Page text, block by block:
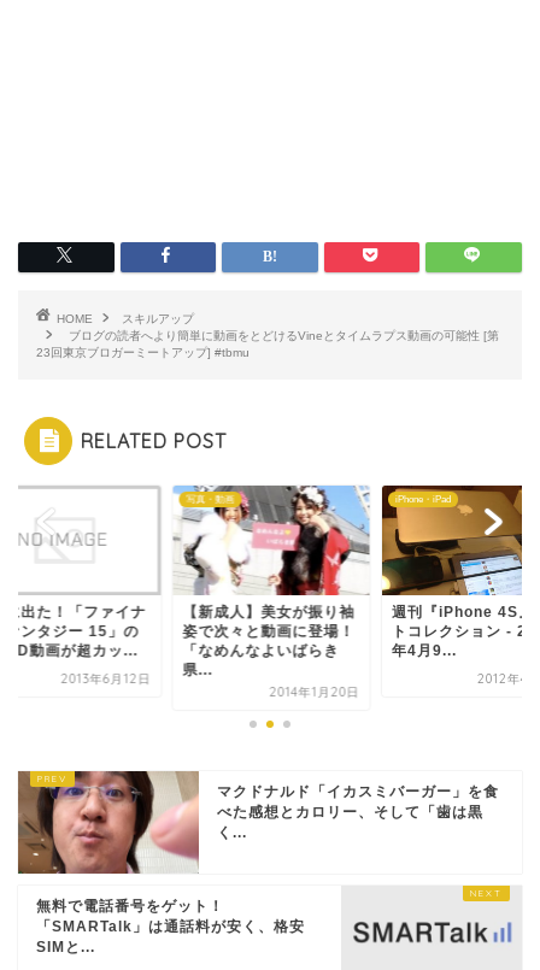
HOME
スキルアップ
ブログの読者へより簡単に動画をとどけるVineとタイムラプス動画の可能性 [第
23回東京ブロガーミートアップ] #tbmu
RELATED POST
に出た！「ファイナ
ァンタジー 15」の
HD動画が超カッ...
2013年6月12日
写真・動画
【新成人】美女が振り袖
姿で次々と動画に登場！
「なめんなよいばらき
県...
2014年1月20日
iPhone・iPad
週刊『iPhone 4S』
トコレクション -
年4月9...
2012年4
マクドナルド「イカスミバーガー」を食
べた感想とカロリー、そして「歯は黒
く...
無料で電話番号をゲット！
「SMARTalk」は通話料が安く、格安
SIMと...